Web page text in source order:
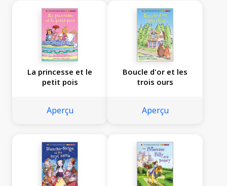
La princesse et le
petit pois
Aperçu
Boucle d'or et les
trois ours
Aperçu